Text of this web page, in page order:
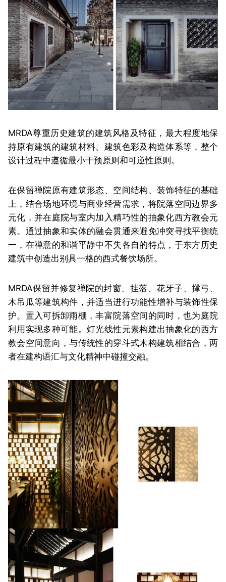
MRDA尊重历史建筑的建筑风格及特征，最大程度地保
持原有建筑的建筑材料、建筑色彩及构造体系等，整个
设计过程中遵循最小干预原则和可逆性原则。
在保留禅院原有建筑形态、空间结构、装饰特征的基础
上，结合场地环境与商业经营需求，将院落空间边界多
元化，并在庭院与室内加入精巧性的抽象化西方教会元
素。通过抽象和实体的融会贯通来避免冲突寻找平衡统
一，在禅意的和谐平静中不失各自的特点，于东方历史
建筑中创造出别具一格的西式餐饮场所。
MRDA保留并修复禅院的封窗、挂落、花牙子、撑弓、
木吊瓜等建筑构件，并适当进行功能性增补与装饰性保
护。置入可拆卸雨棚，丰富院落空间的同时，也为庭院
利用实现多种可能。灯光线性元素构建出抽象化的西方
教会空间意向，与传统性的穿斗式木构建筑相结合，两
者在建构语汇与文化精神中碰撞交融。